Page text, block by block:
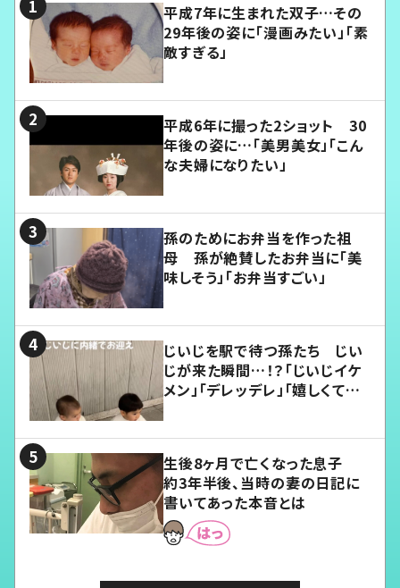
平成7年に生まれた双子…その
29年後の姿に「漫画みたい」「素
敵すぎる」
平成6年に撮った2ショット 30
年後の姿に…「美男美女」「こん
な夫婦になりたい」
孫のためにお弁当を作った祖
母 孫が絶賛したお弁当に「美
味しそう」「お弁当すごい」
じいじを駅で待つ孫たち じい
じが来た瞬間…！？「じいじイケ
メン」「デレッデレ」「嬉しくて可
生後8ヶ月で亡くなった息子
約3年半後、当時の妻の日記に
書いてあった本音とは